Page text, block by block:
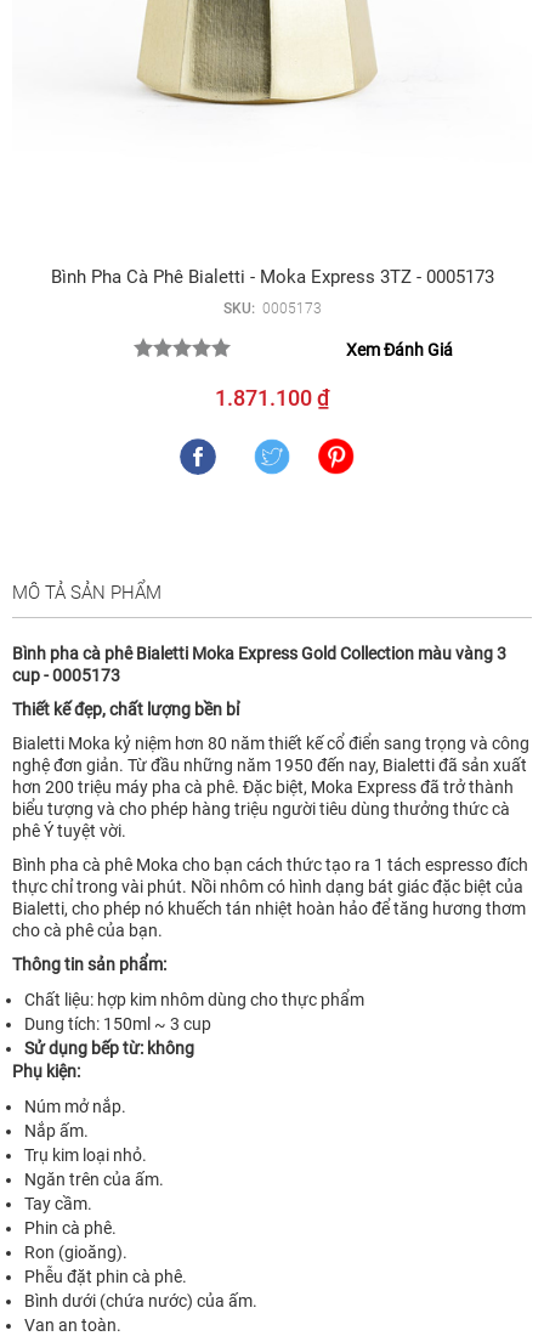
Bình Pha Cà Phê Bialetti - Moka Express 3TZ - 0005173
SKU: 0005173
Xem Đánh Giá
1.871.100 ₫
MÔ TẢ SẢN PHẨM
Bình pha cà phê Bialetti Moka Express Gold Collection màu vàng 3
cup - 0005173
Thiết kế đẹp, chất lượng bền bỉ
Bialetti Moka kỷ niệm hơn 80 năm thiết kế cổ điển sang trọng và công
nghệ đơn giản. Từ đầu những năm 1950 đến nay, Bialetti đã sản xuất
hơn 200 triệu máy pha cà phê. Đặc biệt, Moka Express đã trở thành
biểu tượng và cho phép hàng triệu người tiêu dùng thưởng thức cà
phê Ý tuyệt vời.
Bình pha cà phê Moka cho bạn cách thức tạo ra 1 tách espresso đích
thực chỉ trong vài phút. Nồi nhôm có hình dạng bát giác đặc biệt của
Bialetti, cho phép nó khuếch tán nhiệt hoàn hảo để tăng hương thơm
cho cà phê của bạn.
Thông tin sản phẩm:
Chất liệu: hợp kim nhôm dùng cho thực phẩm
Dung tích: 150ml ~ 3 cup
Sử dụng bếp từ: không
Phụ kiện:
Núm mở nắp.
Nắp ấm.
Trụ kim loại nhỏ.
Ngăn trên của ấm.
Tay cầm.
Phin cà phê.
Ron (gioăng).
Phễu đặt phin cà phê.
Bình dưới (chứa nước) của ấm.
Van an toàn.